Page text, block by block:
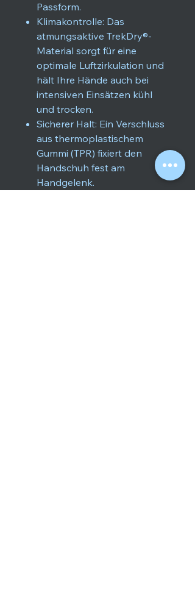
Passform.
Klimakontrolle: Das
atmungsaktive TrekDry®-
Material sorgt für eine
optimale Luftzirkulation und
hält Ihre Hände auch bei
intensiven Einsätzen kühl
und trocken.
Sicherer Halt: Ein Verschluss
aus thermoplastischem
Gummi (TPR) fixiert den
Handschuh fest am
Handgelenk.